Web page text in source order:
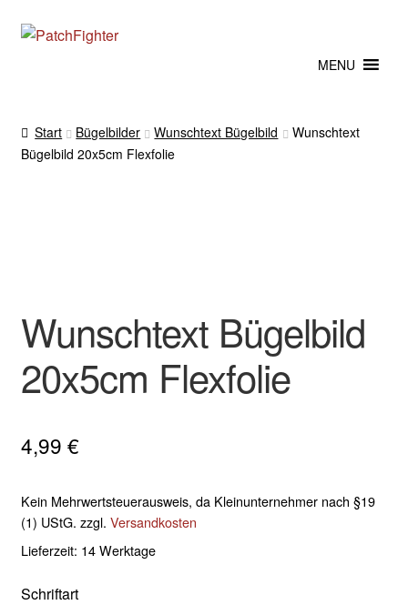
Zur
Zum
MENU
Start Bügelbilder Wunschtext Bügelbild
Wunschtext
Bügelbild 20x5cm Flexfolie
Wunschtext Bügelbild
20x5cm Flexfolie
4,99 €
Kein Mehrwertsteuerausweis, da Kleinunternehmer nach §19
(1) UStG. zzgl. Versandkosten
Lieferzeit: 14 Werktage
Schriftart